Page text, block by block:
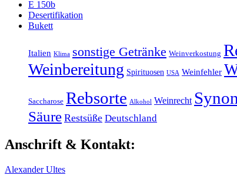
E 150b
Desertifikation
Bukett
Italien Klima sonstige Getränke Weinverkostung
Weinbereitung Spirituosen USA Weinfehler
Saccharose Rebsorte Alkohol Weinrecht
Säure Restsüße Deutschland
Anschrift & Kontakt:
Alexander Ultes